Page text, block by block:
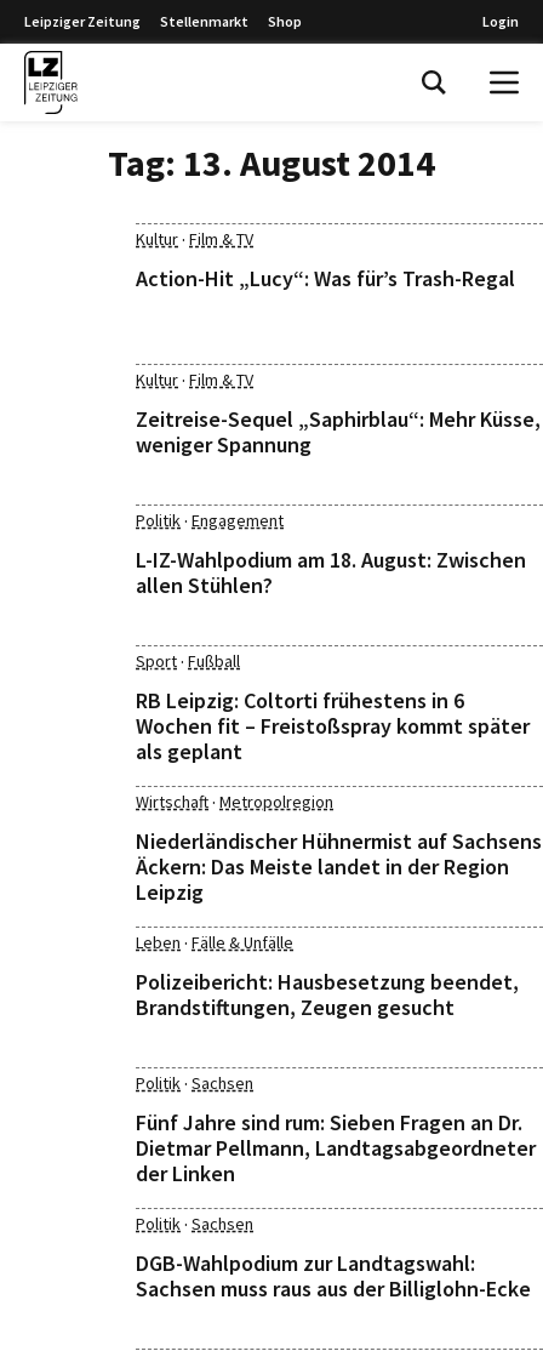
Leipziger Zeitung Stellenmarkt Shop Login
Tag: 13. August 2014
Kultur· Film & TV
Action-Hit „Lucy“: Was für’s Trash-Regal
Kultur· Film & TV
Zeitreise-Sequel „Saphirblau“: Mehr Küsse,
weniger Spannung
Politik· Engagement
L-IZ-Wahlpodium am 18. August: Zwischen
allen Stühlen?
Sport· Fußball
RB Leipzig: Coltorti frühestens in 6
Wochen fit – Freistoßspray kommt später
als geplant
Wirtschaft· Metropolregion
Niederländischer Hühnermist auf Sachsens
Äckern: Das Meiste landet in der Region
Leipzig
Leben · Fälle & Unfälle
Polizeibericht: Hausbesetzung beendet,
Brandstiftungen, Zeugen gesucht
Politik· Sachsen
Fünf Jahre sind rum: Sieben Fragen an Dr.
Dietmar Pellmann, Landtagsabgeordneter
der Linken
Politik· Sachsen
DGB-Wahlpodium zur Landtagswahl:
Sachsen muss raus aus der Billiglohn-Ecke